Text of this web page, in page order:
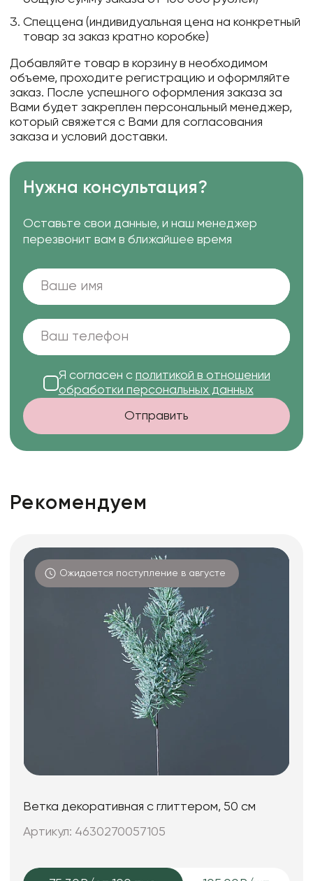
Спеццена (индивидуальная цена на конкретный
товар за заказ кратно коробке)
Добавляйте товар в корзину в необходимом
объеме, проходите регистрацию и оформляйте
заказ. После успешного оформления заказа за
Вами будет закреплен персональный менеджер,
который свяжется с Вами для согласования
заказа и условий доставки.
Нужна консультация?
Оставьте свои данные, и наш менеджер
перезвонит вам в ближайшее время
Я согласен с политикой в отношении
обработки персональных данных
Отправить
Рекомендуем
Ожидается поступление в августе
Ветка декоративная с глиттером, 50 см
Артикул: 4630270057105